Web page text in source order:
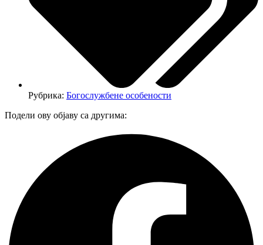
Рубрика: Богослужбене особености
Подели ову објаву са другима: